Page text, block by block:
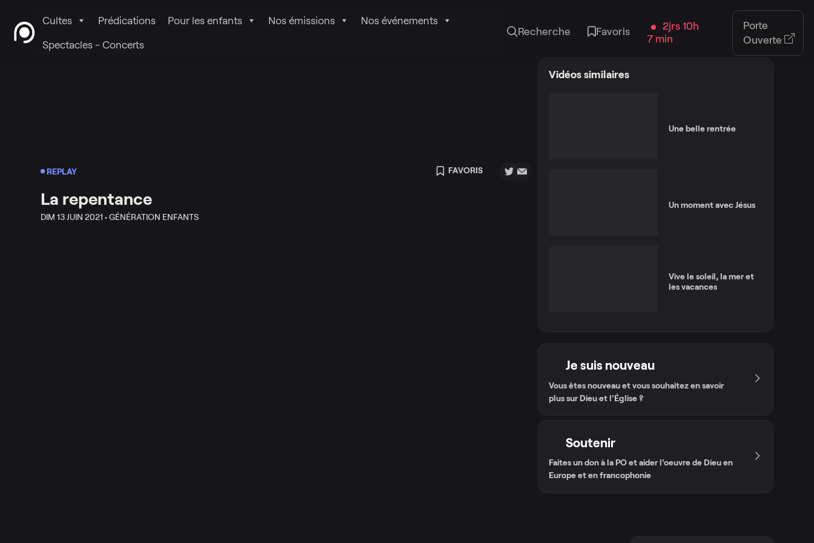
Cultes Prédications Pour les enfants Nos émissions Nos événements
Spectacles - Concerts
Recherche Favoris
2jrs 10h
7 min
Porte
Ouverte
REPLAY FAVORIS
La repentance
DIM 13 JUIN 2021 • GÉNÉRATION ENFANTS
Vidéos similaires
Une belle rentrée
Un moment avec Jésus
Vive le soleil, la mer et
les vacances
Je suis nouveau
Vous êtes nouveau et vous souhaitez en savoir
plus sur Dieu et l'Église ?
Soutenir
Faites un don à la PO et aider l'oeuvre de Dieu en
Europe et en francophonie